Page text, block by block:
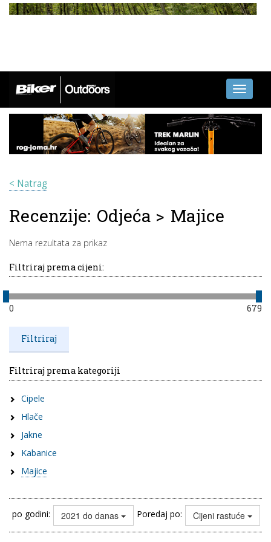
Toggle
< Natrag
Recenzije: Odjeća > Majice
Nema rezultata za prikaz
Filtriraj prema cijeni:
0 679
Filtriraj prema kategoriji
Cipele
Hlače
Jakne
Kabanice
Majice
po godini: 2021 do danas Poredaj po: Cijeni rastuće